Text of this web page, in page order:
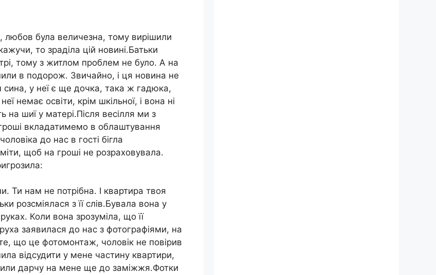
любов була величезна, тому вирішили
то зраділа цій новині.Батьки
тому з житлом проблем не було. А на
в подорож. Звичайно, і ця новина не
сина, у неї є ще дочка, така ж гадюка,
немає освіти, крім шкільної, і вона ні
шиї у матері.Після весілля ми з
вкладатимемо в облаштування
до нас в гості бігла
щоб на гроші не розраховувала.
Ти нам не потрібна. І квартира твоя
розсміялася з її слів.Бувала вона у
Коли вона зрозуміла, що її
заявилася до нас з фотографіями, на
що це фотомонтаж, чоловік не повірив
відсудити у мене частину квартири,
дарчу на мене ще до заміжжя.Фотки